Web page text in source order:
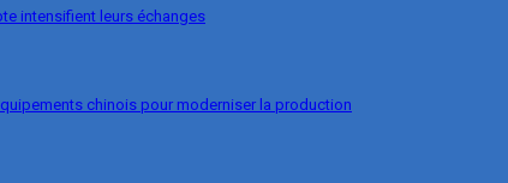
intensifient leurs échanges
chinois pour moderniser la production